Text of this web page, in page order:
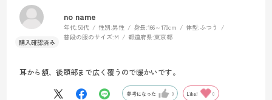
no name
年代:50代 性別:男性 身長:166～170cm 体型:ふつう
普段の服のサイズ:M 都道府県:東京都
耳から額、後頭部まで広く覆うので暖かいです。
参考になった 0 Like! 0